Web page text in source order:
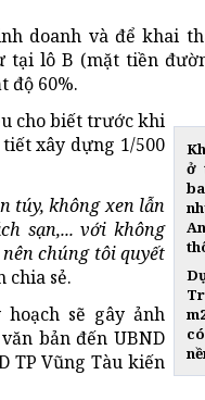
doanh và để khai
lô B (mặt tiền
độ 60%.
ở
cho biết trước khi
xây dựng 1/500
túy, không xen lẫn
sạn,... với không
chúng tôi quyết
chia sẻ.
sẽ gây ảnh
bản đến UBND
TP Vũng Tàu kiến